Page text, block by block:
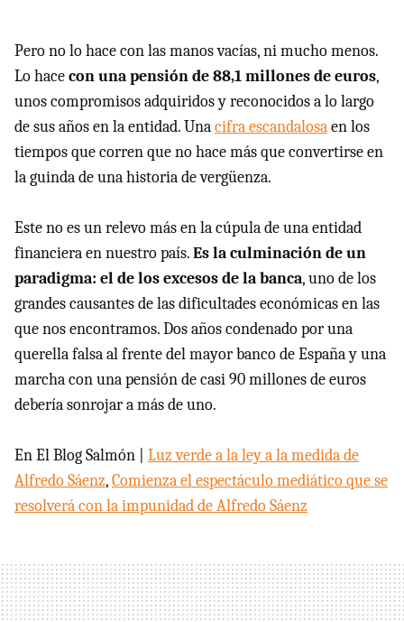
Pero no lo hace con las manos vacías, ni mucho menos.
Lo hacecon una pensión de 88,1 millones de euros,
unos compromisos adquiridos y reconocidos a lo largo
de sus años en la entidad. Unacifra escandalosaen los
tiempos que corren que no hace más que convertirse en
la guinda de una historia de vergüenza.
Este no es un relevo más en la cúpula de una entidad
financiera en nuestro país.Es la culminación de un
paradigma: el de los excesos de la banca, uno de los
grandes causantes de las dificultades económicas en las
que nos encontramos. Dos años condenado por una
querella falsa al frente del mayor banco de España y una
marcha con una pensión de casi 90 millones de euros
debería sonrojar a más de uno.
En El Blog Salmón | Luz verde a la ley a la medida de
Alfredo Sáenz,Comienza el espectáculo mediático que se
resolverá con la impunidad de Alfredo Sáenz